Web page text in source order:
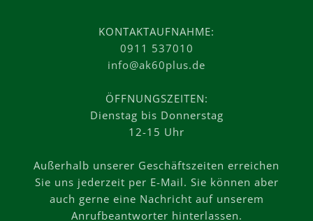
KONTAKTAUFNAHME:
0911 537010
info@ak60plus.de
ÖFFNUNGSZEITEN:
Dienstag bis Donnerstag
12-15 Uhr
Außerhalb unserer Geschäftszeiten erreichen
Sie uns jederzeit per E-Mail. Sie können aber
auch gerne eine Nachricht auf unserem
Anrufbeantworter hinterlassen.